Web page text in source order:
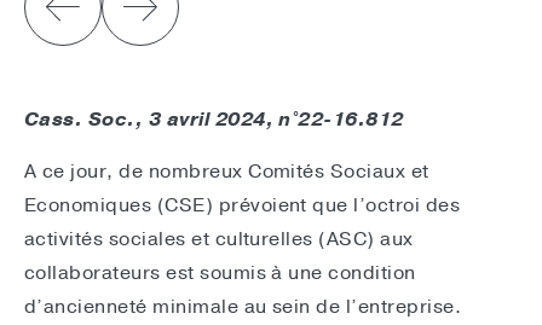
Cass. Soc., 3 avril 2024, n°22-16.812
A ce jour, de nombreux Comités Sociaux et
Economiques (CSE) prévoient que l’octroi des
activités sociales et culturelles (ASC) aux
collaborateurs est soumis à une condition
d’ancienneté minimale au sein de l’entreprise.